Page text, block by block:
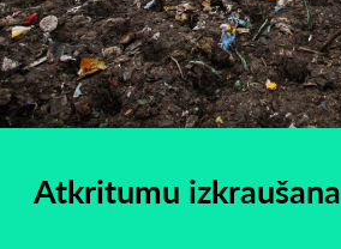
Atkritumu izkraušana